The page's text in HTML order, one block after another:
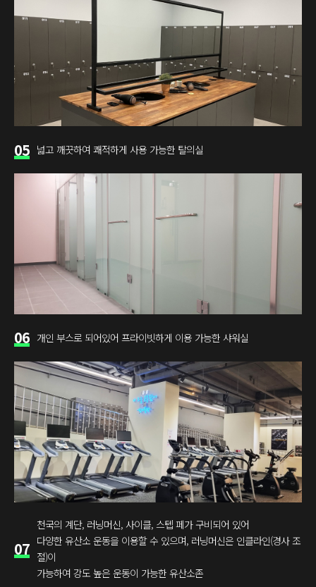
05 넓고 깨끗하여 쾌적하게 사용 가능한 탈의실
06 개인 부스로 되어있어 프라이빗하게 이용 가능한 샤워실
07
천국의 계단, 러닝머신, 사이클, 스텝 페가 구비되어 있어
다양한 유산소 운동을 이용할 수 있으며, 러닝머신은 인클라인(경사 조
절)이
가능하여 강도 높은 운동이 가능한 유산소존